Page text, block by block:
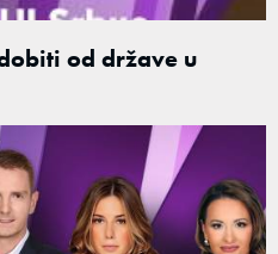
od države u